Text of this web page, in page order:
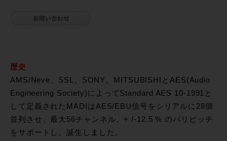
歴史
AMS/Neve、SSL、SONY、MITSUBISHIとAES(Audio
Engineering Society)によってStandard AES 10-1991と
して定義されたMADIはAES/EBU信号をシリアルに28個
並列させ、最大56チャンネル、+ /-12.5 % のバリピッチ
をサポートし、誕生しました。